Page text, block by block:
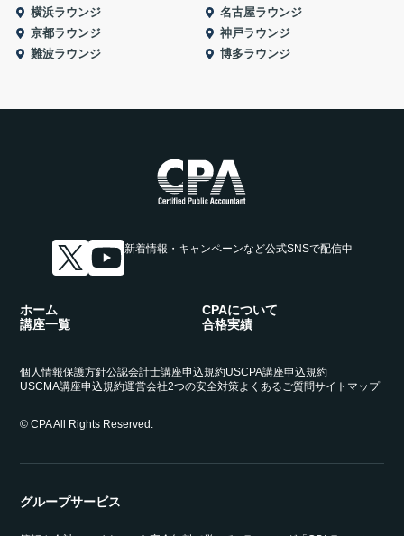
横浜ラウンジ
名古屋ラウンジ
京都ラウンジ
神戸ラウンジ
難波ラウンジ
博多ラウンジ
新着情報・キャンペーンなど公式SNSで配信中
ホーム
CPAについて
講座一覧
合格実績
個人情報保護方針公認会計士講座申込規約USCPA講座申込規約
USCMA講座申込規約運営会社2つの安全対策よくあるご質問サイトマップ
© CPA All Rights Reserved.
グループサービス